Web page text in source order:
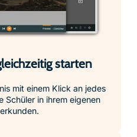
starten
mit einem Klick an jedes
Schüler in ihrem eigenen